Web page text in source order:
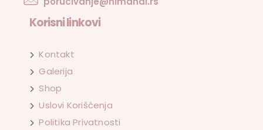
Korisni linkovi
Kontakt
Galerija
Shop
Uslovi Korišćenja
Politika Privatnosti